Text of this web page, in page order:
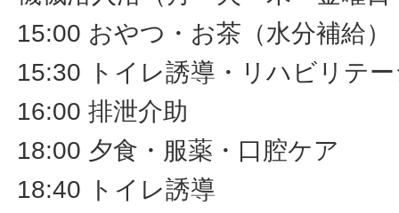
15:00 おやつ・お茶（水分補給）
15:30 トイレ誘導・リハビリテ
16:00 排泄介助
18:00 夕食・服薬・口腔ケア
18:40 トイレ誘導